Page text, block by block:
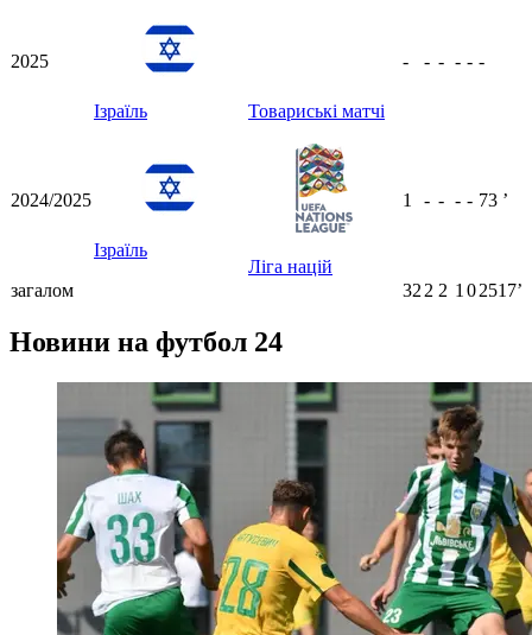
2025
Ізраїль Товариські матчі
- - - - - -
2024/2025
Ізраїль
Ліга націй
1 - - - - 73 ʼ
загалом 32 2 2 1 02517ʼ
Новини на футбол 24